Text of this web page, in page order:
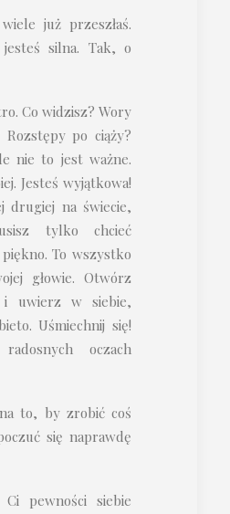
już przeszłaś.
jesteś silna. Tak, o
Co widzisz? Wory
Rozstępy po ciąży?
nie to jest ważne.
Jesteś wyjątkowa!
drugiej na świecie,
tylko chcieć
To wszystko
głowie. Otwórz
i uwierz w siebie,
Uśmiechnij się!
oczach
na to, by zrobić coś
się naprawdę
Ci pewności siebie